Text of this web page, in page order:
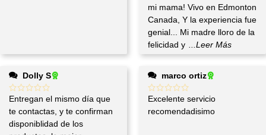
mi mama! Vivo en Edmonton
Canada, Y la experiencia fue
genial... Mi madre lloro de la
felicidad y
...Leer Más
Dolly S
Entregan el mismo día que
te contactas, y te confirman
disponiblidad de los
marco ortiz
Excelente servicio
recomendadisimo